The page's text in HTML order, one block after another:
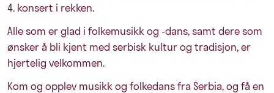
4. konsert i rekken.
Alle som er glad i folkemusikk og -dans, samt dere som
ønsker å bli kjent med serbisk kultur og tradisjon, er
hjertelig velkommen.
Kom og opplev musikk og folkedans fra Serbia, og få en